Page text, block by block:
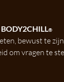
®
bewust te
om vragen te